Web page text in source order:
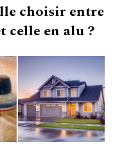
choisir entre
celle en alu ?